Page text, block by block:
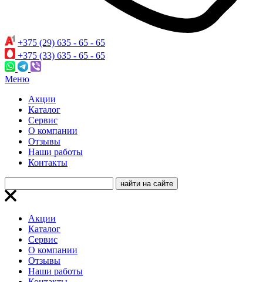
+375 (29) 635 - 65 - 65
+375 (33) 635 - 65 - 65
Меню
Акции
Каталог
Сервис
О компании
Отзывы
Наши работы
Контакты
Акции
Каталог
Сервис
О компании
Отзывы
Наши работы